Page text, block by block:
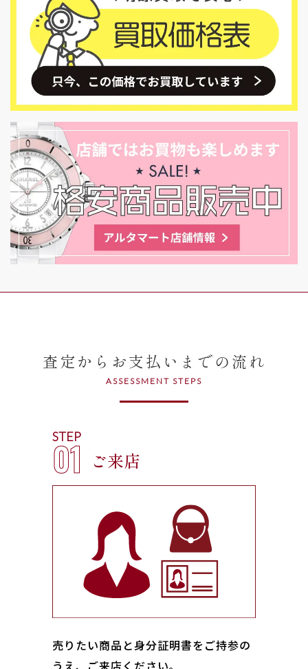
査定からお支払いまでの流れ
ASSESSMENT STEPS
STEP
01 ご来店
売りたい商品と身分証明書をご持参の
うえ、ご来店ください｡